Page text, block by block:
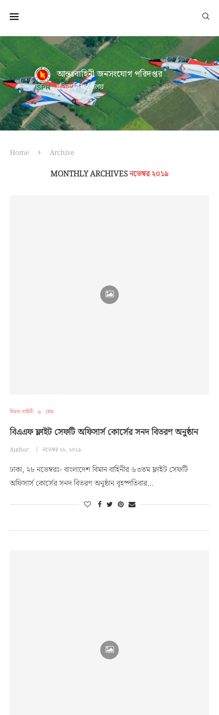
আন্তঃবাহিনী জনসংযোগ পরিদপ্তর
প্রতিরক্ষা মন্ত্রণালয়
Home Archive
MONTHLY ARCHIVESনভেম্বর ২০১৯
বিমান বাহিনী হোম
বিএএফ ফ্লাইট সেফটি অফিসার্স কোর্সের সনদ বিতরণ অনুষ্ঠান
Author: নভেম্বর ২৮, ২০১৯
ঢাকা, ২৮ নভেম্বরঃ- বাংলাদেশ বিমান বাহিনীর ৬৩তম ফ্লাইট সেফটি
অফিসার্স কোর্সের সনদ বিতরণ অনুষ্ঠান বৃহষ্পতিবার…